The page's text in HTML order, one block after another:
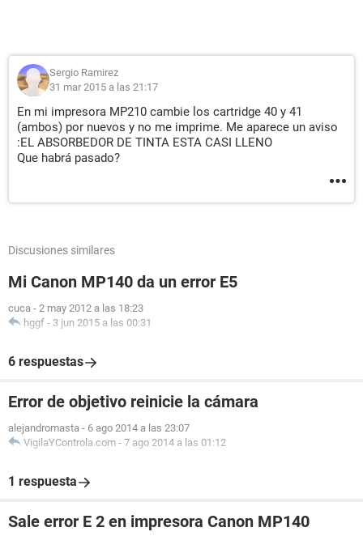
Sergio Ramirez
31 mar 2015 a las 21:17
En mi impresora MP210 cambie los cartridge 40 y 41
(ambos) por nuevos y no me imprime. Me aparece un aviso
:EL ABSORBEDOR DE TINTA ESTA CASI LLENO
Que habrá pasado?
Discusiones similares
Mi Canon MP140 da un error E5
cuca - 2 may 2012 a las 18:23
hggf - 3 jun 2015 a las 00:31
6 respuestas
Error de objetivo reinicie la cámara
alejandromasta - 6 ago 2014 a las 23:07
VigilaYControla.com - 7 ago 2014 a las 01:12
1 respuesta
Sale error E 2 en impresora Canon MP140